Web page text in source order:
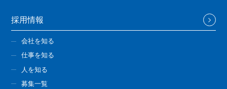
採用情報
会社を知る
仕事を知る
人を知る
募集一覧